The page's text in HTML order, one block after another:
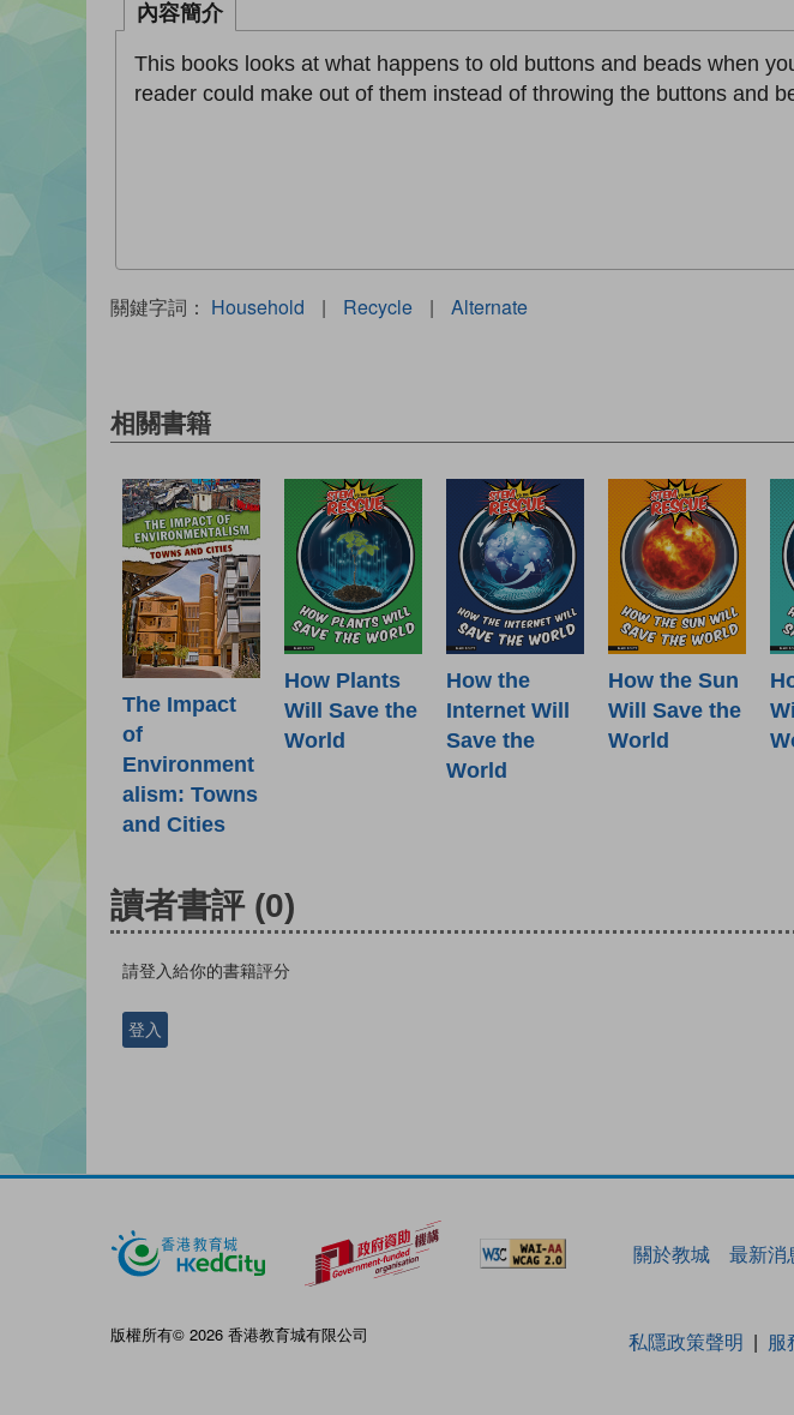
內容簡介
This books looks at what happens to old buttons and beads when
reader could make out of them instead of throwing the buttons and
關鍵字詞： Household | Recycle | Alternate
相關書籍
The Impact
of
Environment
alism: Towns
and Cities
How Plants
Will Save the
World
How the
Internet Will
Save the
World
How the Sun
Will Save the
World
讀者書評 (0)
請登入給你的書籍評分
登入
關於教城 最新消
版權所有© 2026 香港教育城有限公司 私隱政策聲明 服